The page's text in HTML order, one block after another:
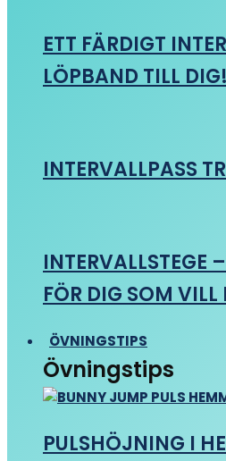
ETT FÄRDIGT
LÖPBAND TILL DIG!
INTERVALLPASS
INTERVALLSTEGE
FÖR DIG SOM VILL
ÖVNINGSTIPS
Övningstips
PULSHÖJNING I